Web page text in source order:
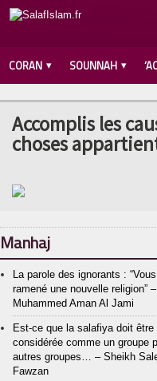
CORAN SOUNNAH
Accomplis les
choses
Manhaj
La parole des ignorants :
ramené une nouvelle religion”
Muhammed Aman Al Jami
Est-ce que la salafiya doit être
considérée comme un groupe
autres groupes… – Sheikh
Fawzan